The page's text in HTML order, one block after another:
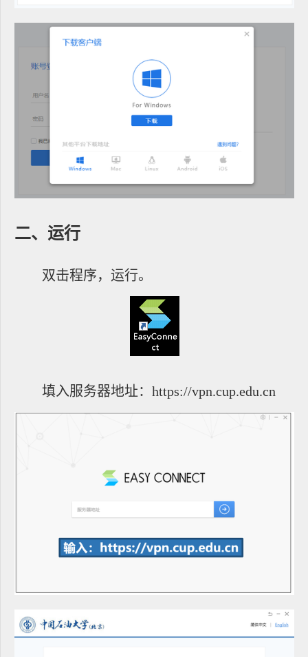
二、运行
双击程序，运行。
填入服务器地址：https://vpn.cup.edu.cn